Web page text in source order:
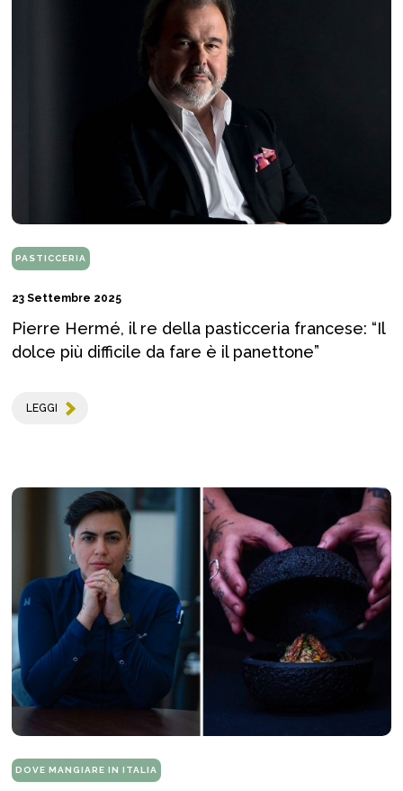
PASTICCERIA
23 Settembre 2025
Pierre Hermé, il re della pasticceria francese: “Il
dolce più difficile da fare è il panettone”
LEGGI
DOVE MANGIARE IN ITALIA